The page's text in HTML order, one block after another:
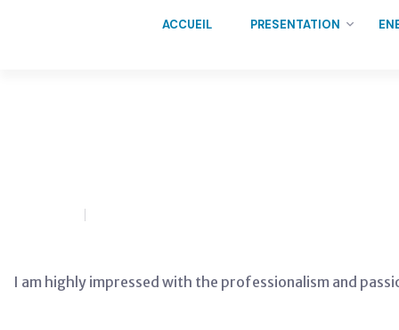
ACCUEIL PRESENTATION
I am highly impressed with the professionalism and